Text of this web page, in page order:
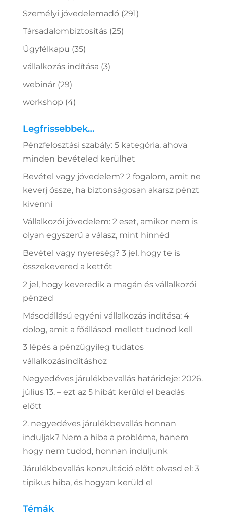
Személyi jövedelemadó(291)
Társadalombiztosítás(25)
Ügyfélkapu (35)
vállalkozás indítása (3)
webinár(29)
workshop (4)
Legfrissebbek…
Pénzfelosztási szabály: 5 kategória, ahova
minden bevételed kerülhet
Bevétel vagy jövedelem? 2 fogalom, amit ne
keverj össze, ha biztonságosan akarsz pénzt
kivenni
Vállalkozói jövedelem: 2 eset, amikor nem is
olyan egyszerű a válasz, mint hinnéd
Bevétel vagy nyereség? 3 jel, hogy te is
összekevered a kettőt
2 jel, hogy keveredik a magán és vállalkozói
pénzed
Másodállású egyéni vállalkozás indítása: 4
dolog, amit a főállásod mellett tudnod kell
3 lépés a pénzügyileg tudatos
vállalkozásindításhoz
Negyedéves járulékbevallás határideje: 2026.
július 13. – ezt az 5 hibát kerüld el beadás
előtt
2. negyedéves járulékbevallás honnan
induljak? Nem a hiba a probléma, hanem
hogy nem tudod, honnan induljunk
Járulékbevallás konzultáció előtt olvasd el: 3
tipikus hiba, és hogyan kerüld el
Témák